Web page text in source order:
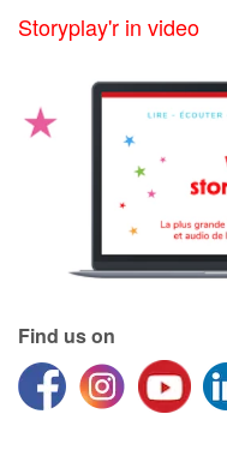
Dyslexia and reading
Storyplay'r in video
Find us on